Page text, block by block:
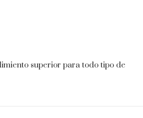
superior para todo tipo de